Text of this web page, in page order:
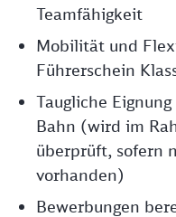
Teamfähigkeit
Mobilität und
Führerschein
Taugliche
Bahn (wird im
überprüft, sofern
vorhanden)
Bewerbungen